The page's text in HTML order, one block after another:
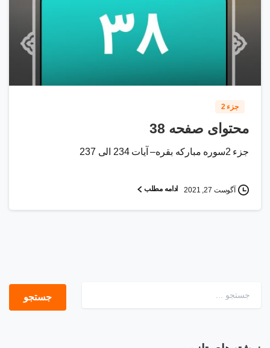
جزء 2
محتوای صفحه 38
جزء 2سوره مبارکه بقره– آیات 234 الی 237
آگوست 27, 2021 ادامه مطلب
جستجو برای: